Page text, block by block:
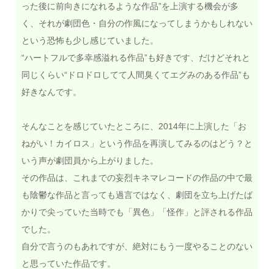
った後に前向きになれるような作品”を上演する機会が多
く、それが劇団色・自分の作風になってしまうかもしれない
という恐怖も少し感じていました。
“ハートフルで多幸感溢れる作品”も好きです、だけどそれと
同じくらい“ドロドロしてて人間臭くてエグみのある作品”も
好きなんです。
そんなことを感じていたところに、2014年に上演した「お
ねがい！カイロス」という作品を再演してみるのはどう？と
いう声が劇団員から上がりました。
その作品は、これまでの妄烈キネマレコードの作品の中で最
も陰鬱な作品と言っても過言ではなく、劇団を立ち上げたば
かりで尖っていた当時でも「異色」「怪作」と評される作品
でした。
自分で言うのもあれですが、絶対にもう一度やることのない
と思っていた作品です。